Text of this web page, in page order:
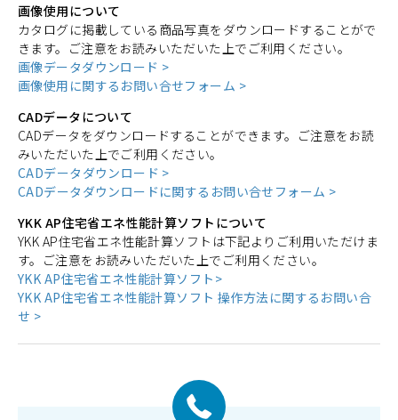
画像使用について
カタログに掲載している商品写真をダウンロードすることがで
きます。ご注意をお読みいただいた上でご利用ください。
画像データダウンロード >
画像使用に関するお問い合せフォーム >
CADデータについて
CADデータをダウンロードすることができます。ご注意をお読
みいただいた上でご利用ください。
CADデータダウンロード >
CADデータダウンロードに関するお問い合せフォーム >
YKK AP住宅省エネ性能計算ソフトについて
YKK AP住宅省エネ性能計算ソフトは下記よりご利用いただけま
す。ご注意をお読みいただいた上でご利用ください。
YKK AP住宅省エネ性能計算ソフト>
YKK AP住宅省エネ性能計算ソフト 操作方法に関するお問い合
せ >